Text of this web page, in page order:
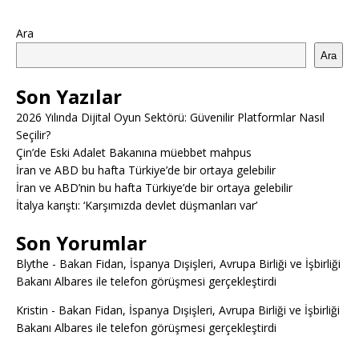
Ara
Ara
Son Yazılar
2026 Yılında Dijital Oyun Sektörü: Güvenilir Platformlar Nasıl
Seçilir?
Çin’de Eski Adalet Bakanına müebbet mahpus
İran ve ABD bu hafta Türkiye’de bir ortaya gelebilir
İran ve ABD’nin bu hafta Türkiye’de bir ortaya gelebilir
İtalya karıştı: ‘Karşımızda devlet düşmanları var’
Son Yorumlar
Blythe - Bakan Fidan, İspanya Dışişleri, Avrupa Birliği ve İşbirliği
Bakanı Albares ile telefon görüşmesi gerçekleştirdi
Kristin - Bakan Fidan, İspanya Dışişleri, Avrupa Birliği ve İşbirliği
Bakanı Albares ile telefon görüşmesi gerçekleştirdi